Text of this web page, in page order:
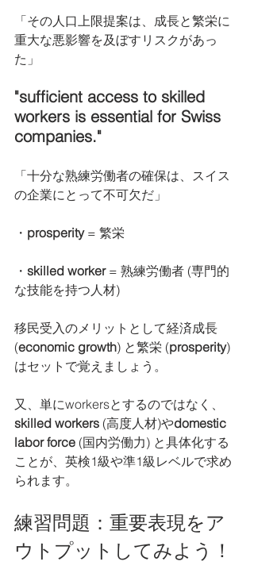
「その人口上限提案は、成長と繁栄に
重大な悪影響を及ぼすリスクがあっ
た」
"sufficient access to skilled
workers is essential for Swiss
companies."
「十分な熟練労働者の確保は、スイス
の企業にとって不可欠だ」
・ prosperity = 繁栄
・ skilled worker = 熟練労働者 (専門的
な技能を持つ人材)
移民受入のメリットとして経済成長
(economic growth) と繁栄 (prosperity)
はセットで覚えましょう。
又、単にworkersとするのではなく、
skilled workers (高度人材)やdomestic
labor force (国内労働力) と具体化する
ことが、英検1級や準1級レベルで求め
られます。
練習問題：重要表現をア
ウトプットしてみよう！